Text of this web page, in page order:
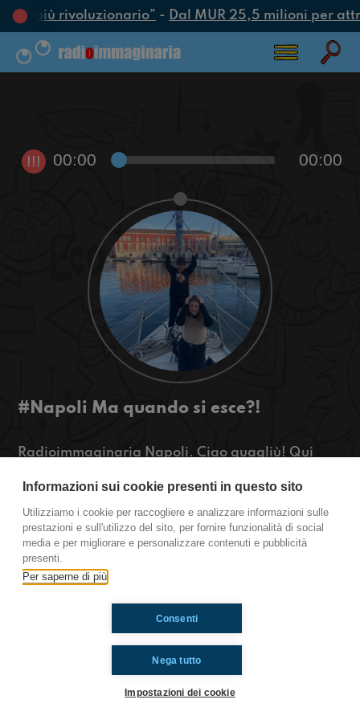
più rivoluzionario”- Dal MUR 25,5 milioni per
!!! 00:00 00:00
#Napoli Ma quando si esce?!
Radioimmaginaria Napoli. Ciao guagliù! Qui
vostri che tipi sono quando devono uscire? Oggi
vi diremo un po’ i nostri, ascoltate qui!
Napoli
Informazioni sui cookie presenti in questo sito
Utilizziamo i cookie per raccogliere e analizzare informazioni sulle
prestazioni e sull'utilizzo del sito, per fornire funzionalità di social
media e per migliorare e personalizzare contenuti e pubblicità
presenti.
Per saperne di più
Nega tutto
Consenti
Impostazioni dei cookie